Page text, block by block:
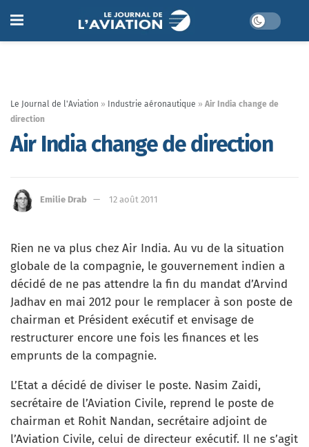
Le Journal de l'Aviation » Industrie aéronautique » Air India change de
direction
Air India change de direction
Emilie Drab 12 août 2011
Rien ne va plus chez Air India. Au vu de la situation
globale de la compagnie, le gouvernement indien a
décidé de ne pas attendre la fin du mandat d’Arvind
Jadhav en mai 2012 pour le remplacer à son poste de
chairman et Président exécutif et envisage de
restructurer encore une fois les finances et les
emprunts de la compagnie.
L’Etat a décidé de diviser le poste. Nasim Zaidi,
secrétaire de l’Aviation Civile, reprend le poste de
chairman et Rohit Nandan, secrétaire adjoint de
l’Aviation Civile, celui de directeur exécutif. Il ne s’agit